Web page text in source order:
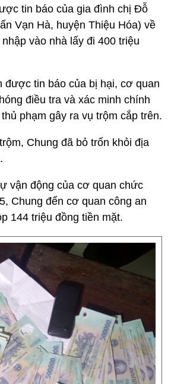
tin báo của gia đình chị Đỗ
Vạn Hà, huyện Thiệu Hóa) về
vào nhà lấy đi 400 triệu
được tin báo của bị hại, cơ quan
điều tra và xác minh chính
phạm gây ra vụ trộm cắp trên.
Chung đã bỏ trốn khỏi địa
vận động của cơ quan chức
Chung đến cơ quan công an
144 triệu đồng tiền mặt.